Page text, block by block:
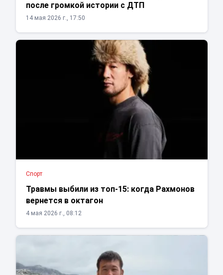
после громкой истории с ДТП
14 мая 2026 г., 17:50
Спорт
Травмы выбили из топ-15: когда Рахмонов
вернется в октагон
4 мая 2026 г., 08:12